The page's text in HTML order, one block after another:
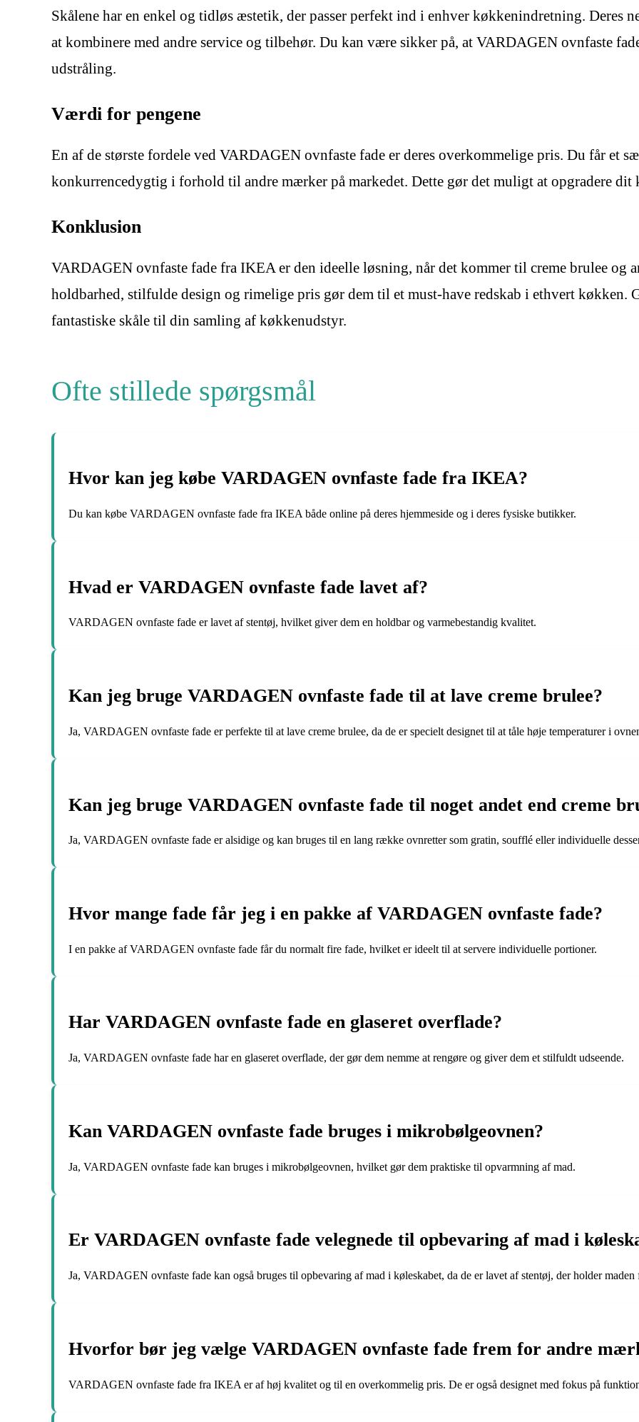
Skålene har en enkel og tidløs æstetik, der passer perfekt ind i enhver køkkenindretning. Deres
at kombinere med andre service og tilbehør. Du kan være sikker på, at VARDAGEN ovnfaste
udstråling.
Værdi for pengene
En af de største fordele ved VARDAGEN ovnfaste fade er deres overkommelige pris. Du får et
konkurrencedygtig i forhold til andre mærker på markedet. Dette gør det muligt at opgradere
Konklusion
VARDAGEN ovnfaste fade fra IKEA er den ideelle løsning, når det kommer til creme brulee og
holdbarhed, stilfulde design og rimelige pris gør dem til et must-have redskab i ethvert
fantastiske skåle til din samling af køkkenudstyr.
Ofte stillede spørgsmål
Hvor kan jeg købe VARDAGEN ovnfaste fade fra IKEA?
Du kan købe VARDAGEN ovnfaste fade fra IKEA både online på deres hjemmeside og i deres fysiske butikker.
Hvad er VARDAGEN ovnfaste fade lavet af?
VARDAGEN ovnfaste fade er lavet af stentøj, hvilket giver dem en holdbar og varmebestandig kvalitet.
Kan jeg bruge VARDAGEN ovnfaste fade til at lave creme brulee?
Ja, VARDAGEN ovnfaste fade er perfekte til at lave creme brulee, da de er specielt designet til at tåle høje temperaturer i
Kan jeg bruge VARDAGEN ovnfaste fade til noget andet end creme
Ja, VARDAGEN ovnfaste fade er alsidige og kan bruges til en lang række ovnretter som gratin, soufflé eller individuelle
Hvor mange fade får jeg i en pakke af VARDAGEN ovnfaste fade?
I en pakke af VARDAGEN ovnfaste fade får du normalt fire fade, hvilket er ideelt til at servere individuelle portioner.
Har VARDAGEN ovnfaste fade en glaseret overflade?
Ja, VARDAGEN ovnfaste fade har en glaseret overflade, der gør dem nemme at rengøre og giver dem et stilfuldt udseende.
Kan VARDAGEN ovnfaste fade bruges i mikrobølgeovnen?
Ja, VARDAGEN ovnfaste fade kan bruges i mikrobølgeovnen, hvilket gør dem praktiske til opvarmning af mad.
Er VARDAGEN ovnfaste fade velegnede til opbevaring af mad i
Ja, VARDAGEN ovnfaste fade kan også bruges til opbevaring af mad i køleskabet, da de er lavet af stentøj, der holder maden
Hvorfor bør jeg vælge VARDAGEN ovnfaste fade frem for andre
VARDAGEN ovnfaste fade fra IKEA er af høj kvalitet og til en overkommelig pris. De er også designet med fokus på